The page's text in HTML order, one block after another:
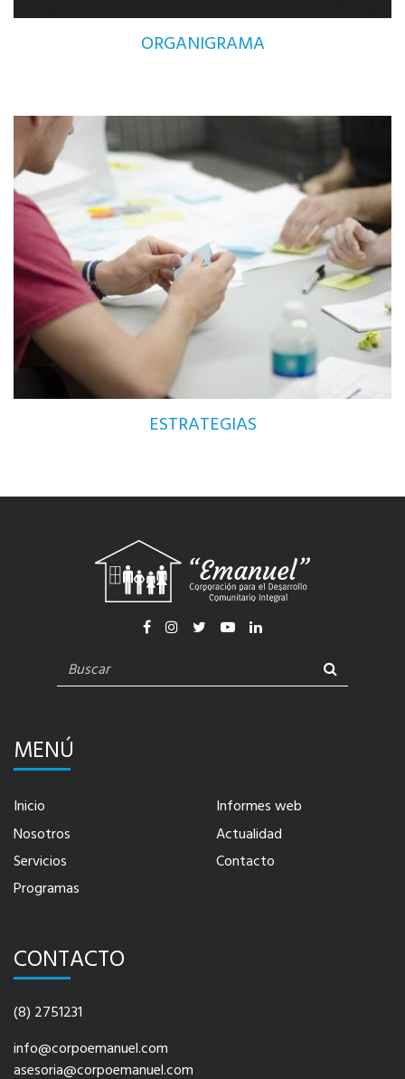
ORGANIGRAMA
ESTRATEGIAS
MENÚ
Inicio
Nosotros
Servicios
Programas
Informes web
Actualidad
Contacto
CONTACTO
(8) 2751231
info@corpoemanuel.com
asesoria@corpoemanuel.com